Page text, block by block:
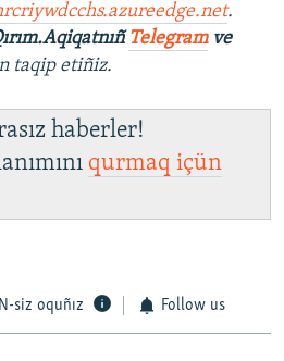
.
Telegramve
taqip etiñiz.
haberler!
qurmaq içün
siz oquñız Follow us